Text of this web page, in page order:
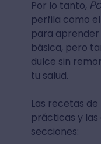
Por lo tanto,
perfila como
para
básica, pero
dulce sin
tu salud.
Las recetas
prácticas y las
secciones: